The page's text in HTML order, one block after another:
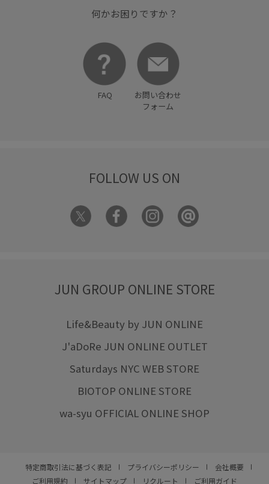
何かお困りですか？
FAQ
お問い合わせ
フォーム
FOLLOW US ON
JUN GROUP ONLINE STORE
Life&Beauty by JUN ONLINE
J'aDoRe JUN ONLINE OUTLET
Saturdays NYC WEB STORE
BIOTOP ONLINE STORE
wa-syu OFFICIAL ONLINE SHOP
特定商取引法に基づく表記 プライバシーポリシー
会社概要
ご利用規約
サイトマップ リクルート ご利用ガイド